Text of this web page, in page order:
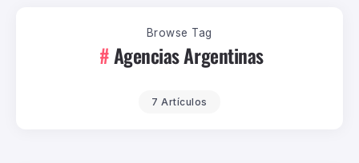
Browse Tag
Agencias Argentinas
7 Artículos